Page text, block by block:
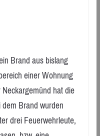
Brand aus bislang
einer Wohnung
hat die
Brand wurden
drei Feuerwehrleute,